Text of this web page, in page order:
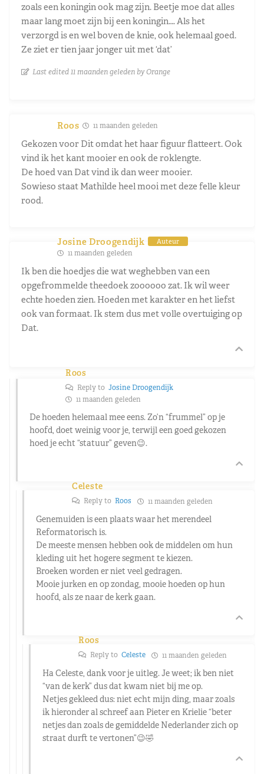
zoals een koningin ook mag zijn. Beetje moe dat alles
maar lang moet zijn bij een koningin…. Als het
verzorgd is en wel boven de knie, ook helemaal goed.
Ze ziet er tien jaar jonger uit met ‘dat’
Last edited 11 maanden geleden by Orange
Roos 11 maanden geleden
Gekozen voor Dit omdat het haar figuur flatteert. Ook
vind ik het kant mooier en ook de roklengte.
De hoed van Dat vind ik dan weer mooier.
Sowieso staat Mathilde heel mooi met deze felle kleur
rood.
Josine Droogendijk Auteur
11 maanden geleden
Ik ben die hoedjes die wat weghebben van een
opgefrommelde theedoek zoooooo zat. Ik wil weer
echte hoeden zien. Hoeden met karakter en het liefst
ook van formaat. Ik stem dus met volle overtuiging op
Dat.
Roos
Reply to Josine Droogendijk
11 maanden geleden
De hoeden helemaal mee eens. Zo’n “frummel” op je
hoofd, doet weinig voor je, terwijl een goed gekozen
hoed je echt “statuur” geven😉.
Celeste
Reply to Roos 11 maanden geleden
Genemuiden is een plaats waar het merendeel
Reformatorisch is.
De meeste mensen hebben ook de middelen om hun
kleding uit het hogere segment te kiezen.
Broeken worden er niet veel gedragen.
Mooie jurken en op zondag, mooie hoeden op hun
hoofd, als ze naar de kerk gaan.
Roos
Reply to Celeste 11 maanden geleden
Ha Celeste, dank voor je uitleg. Je weet; ik ben niet
“van de kerk” dus dat kwam niet bij me op.
Netjes gekleed dus: niet echt mijn ding, maar zoals
ik hieronder al schreef aan Pieter en Krielie “beter
netjes dan zoals de gemiddelde Nederlander zich op
straat durft te vertonen”😉🤣